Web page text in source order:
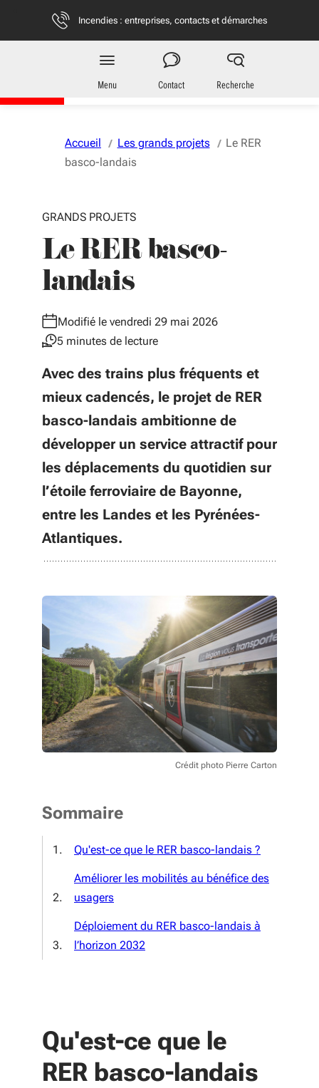
Vous naviguez en mode anonymisé,
Incendies : entreprises, contacts et démarches
Région
Nouvelle-Aquitaine
Menu Contact Recherche
Accueil Les grands projets
Le RER
basco-landais
GRANDS PROJETS
Le RER basco-
landais
Modifié le vendredi 29 mai 2026
5 minutes de lecture
Avec des trains plus fréquents et
mieux cadencés, le projet de RER
basco-landais ambitionne de
développer un service attractif pour
les déplacements du quotidien sur
l’étoile ferroviaire de Bayonne,
entre les Landes et les Pyrénées-
Atlantiques.
Crédit photo Pierre Carton
Sommaire
Qu'est-ce que le RER basco-landais ?
Améliorer les mobilités au bénéfice des
usagers
Déploiement du RER basco-landais à
l’horizon 2032
Qu'est-ce que le
RER basco-landais